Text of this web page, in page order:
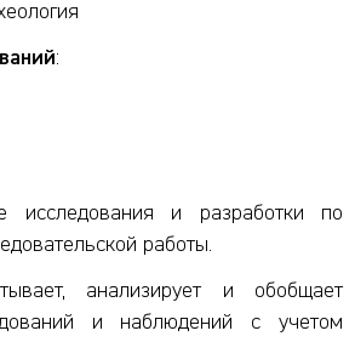
:
исследования и разработки по
работы.
анализирует и обобщает
и наблюдений с учетом